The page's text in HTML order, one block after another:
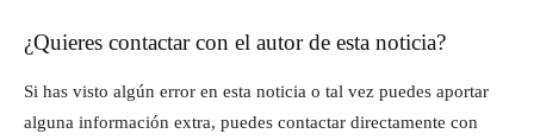
¿Quieres contactar con el autor de esta noticia?
Si has visto algún error en esta noticia o tal vez puedes aportar
alguna información extra, puedes contactar directamente con